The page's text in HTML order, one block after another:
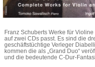
Franz Schuberts Werke für
auf zwei CDs passt. Es sind die
geschäftstüchtige Verleger
kommen die als „Grand Duo“
und die bedeutende C-Dur-